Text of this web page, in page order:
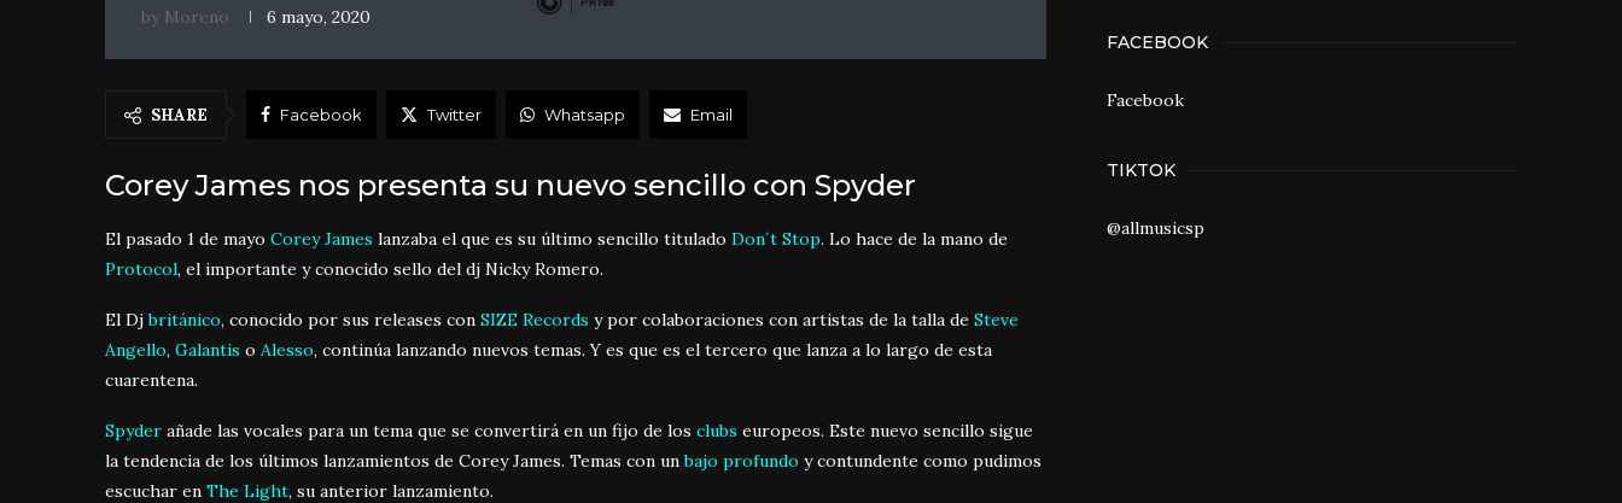
by Moreno 6 mayo, 2020
SHARE Facebook Twitter Whatsapp Email
Corey James nos presenta su nuevo sencillo con Spyder
El pasado 1 de mayo Corey James lanzaba el que es su último sencillo titulado Don´t Stop. Lo hace de la mano de
Protocol, el importante y conocido sello del dj Nicky Romero.
El Dj británico, conocido por sus releases con SIZE Records y por colaboraciones con artistas de la talla de Steve
Angello, Galantis o Alesso, continúa lanzando nuevos temas. Y es que es el tercero que lanza a lo largo de esta
cuarentena.
Spyder añade las vocales para un tema que se convertirá en un fijo de los clubs europeos. Este nuevo sencillo sigue
la tendencia de los últimos lanzamientos de Corey James. Temas con unbajo profundo y contundente como pudimos
escuchar en The Light, su anterior lanzamiento.
FACEBOOK
Facebook
TIKTOK
@allmusicsp